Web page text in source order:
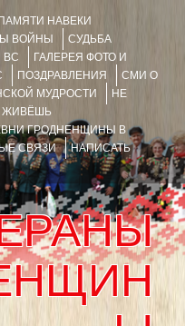
НАВЕКИ
ВОЙНЫ
СУДЬБА
ВС
ГАЛЕРЕЯ ФОТО И
ПОЗДРАВЛЕНИЯ
СМИ О
МУДРОСТИ
НЕ
ЖИВЁШЬ
ГРОДНЕНЩИНЫ В
СВЯЗИ
НАПИСАТЬ